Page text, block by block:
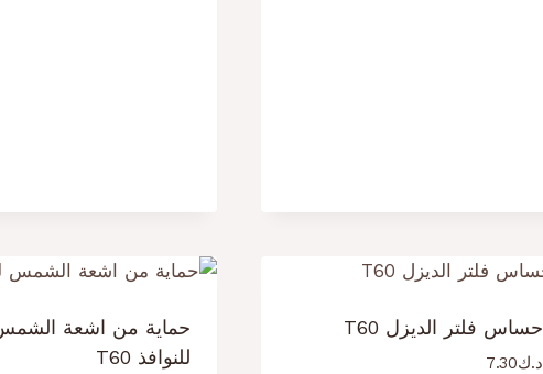
حساس فلتر الديزل T60
د.ك7.30
حماية من اشعة
للنوافذ T60